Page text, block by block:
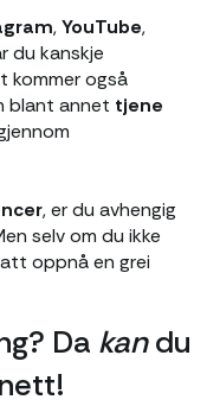
,YouTube,
du kanskje
kommer også
blant annet tjene
, er du avhengig
selv om du ikke
oppnå en grei
Da kandu